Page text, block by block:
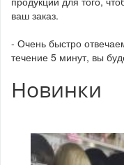
ваш заказ.
- Очень быстро
течение 5 минут, вы
Новинки